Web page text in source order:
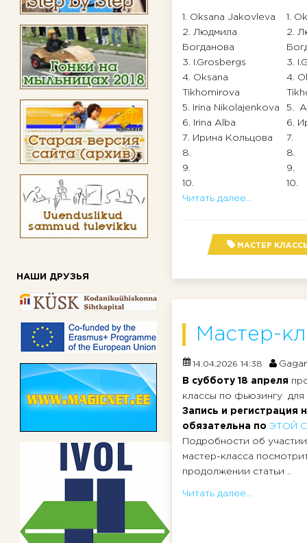
НАШИ ДРУЗЬЯ
1. Oksana Jakovleva
1.
2. Людмила
Богданова
2.
3. I.Grosbergs
3.
4. Oksana
Tikhomirova
4.
5. Irina Nikolajenkova
5.
6. Irina Alba
6.
7. Ирина Кольцова
7.
8.
8.
9.
9.
10.
10.
Читать далее...
МАСТЕР
Мастер-
14.04.2026 14:38
В субботу 18 апреля
классы по фьюзингу для
Запись и регистрация
обязательна по ЭТОЙ
Подробности об
мастер-класса
продолжении статьи ..
Читать далее...